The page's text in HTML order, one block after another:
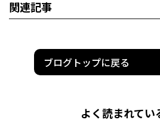
関連記事
ブログトップに戻る
よく読まれてい